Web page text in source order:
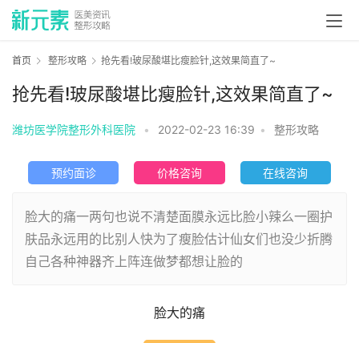
首页 整形攻略 抢先看!玻尿酸堪比瘦脸针,这效果简直了~
抢先看!玻尿酸堪比瘦脸针,这效果简直了~
潍坊医学院整形外科医院 • 2022-02-23 16:39 • 整形攻略
预约面诊 价格咨询 在线咨询
脸大的痛一两句也说不清楚面膜永远比脸小辣么一圈护
肤品永远用的比别人快为了瘦脸估计仙女们也没少折腾
自己各种神器齐上阵连做梦都想让脸的
脸大的痛